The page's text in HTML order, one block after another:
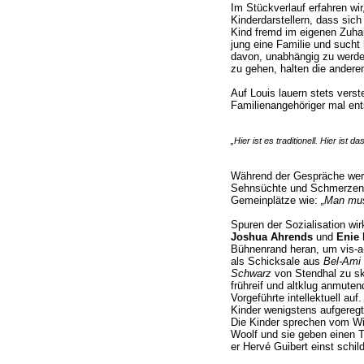
Im Stückverlauf erfahren
Kinderdarstellern, dass
Kind fremd im eigenen
jung eine Familie und
davon, unabhängig zu
zu gehen, halten die
Auf Louis lauern stets
Familienangehöriger mal
„Hier ist es traditionell. Hier ist
Während der Gespräche
Sehnsüchte und
Gemeinplätze wie: „Man
Spuren der Sozialisation
Joshua Ahrendsund Enie
Bühnenrand heran, um
als Schicksale aus Bel-Ami
Schwarzvon Stendhal zu
frühreif und altklug
Vorgeführte intellektuell
Kinder wenigstens
Die Kinder sprechen vom
Woolf und sie geben einen
er Hervé Guibert einst